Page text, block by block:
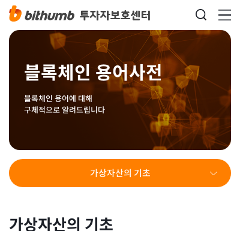
블록체인 용어사전
블록체인 용어에 대해
구체적으로 알려드립니다
가상자산의 기초
가상자산의 기초